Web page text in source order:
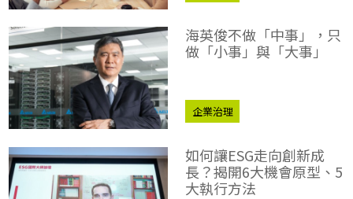
海英俊不做「中事」，只
做「小事」與「大事」
企業治理
如何讓ESG走向創新成
長？揭開6大機會原型、5
大執行方法